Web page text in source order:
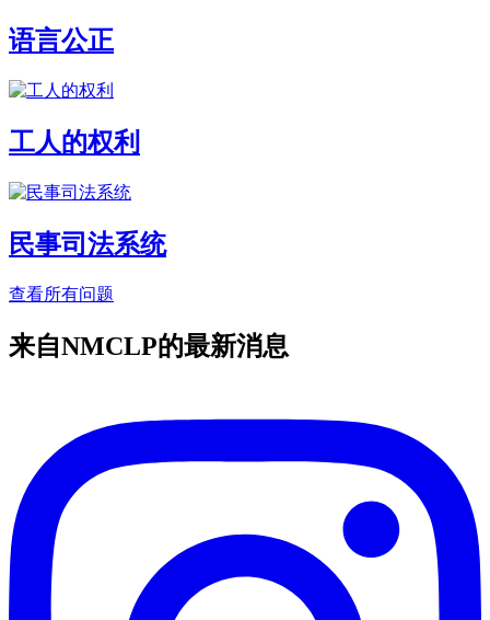
语言公正
工人的权利
民事司法系统
查看所有问题
来自NMCLP的最新消息